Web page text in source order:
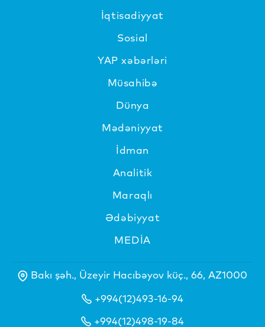
İqtisadiyyat
Sosial
YAP xəbərləri
Müsahibə
Dünya
Mədəniyyat
İdman
Analitik
Maraqlı
Ədəbiyyat
MEDİA
Bakı şəh., Üzeyir Hacıbəyov küç., 66, AZ1000
+994(12)493-16-94
+994(12)498-19-84